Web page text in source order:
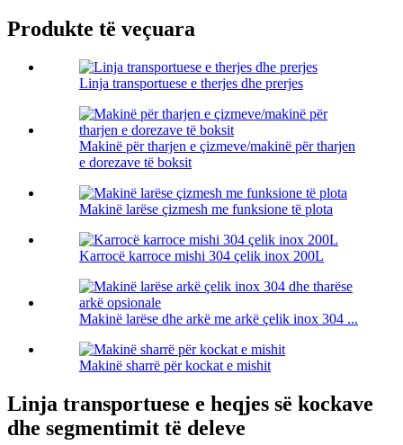
Produkte të veçuara
Linja transportuese e therjes dhe prerjes
Makinë për tharjen e çizmeve/makinë për tharjen
e dorezave të boksit
Makinë larëse çizmesh me funksione të plota
Karrocë karroce mishi 304 çelik inox 200L
Makinë larëse dhe arkë me arkë çelik inox 304 ...
Makinë sharrë për kockat e mishit
Linja transportuese e heqjes së kockave
dhe segmentimit të deleve